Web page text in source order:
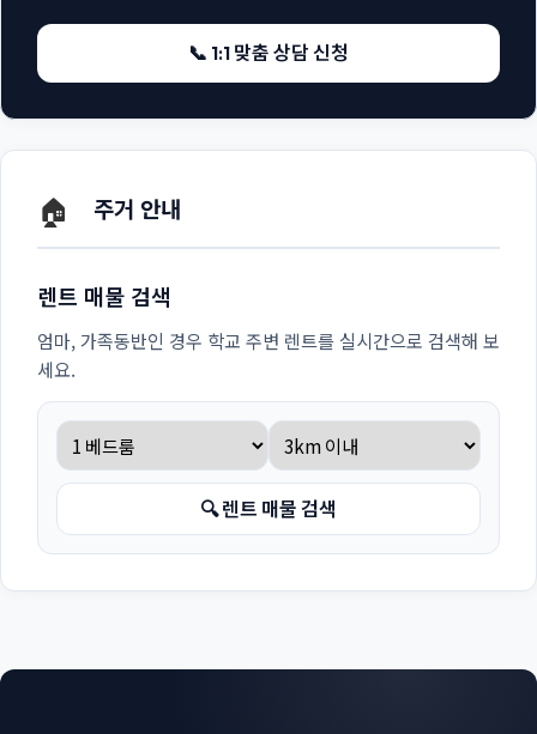
📞 1:1 맞춤 상담 신청
🏠 주거 안내
렌트 매물 검색
엄마, 가족동반인 경우 학교 주변 렌트를 실시간으로 검색해 보
세요.
🔍 렌트 매물 검색